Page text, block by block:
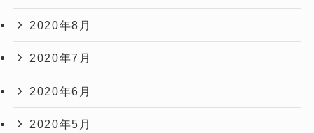
2020年8月
2020年7月
2020年6月
2020年5月